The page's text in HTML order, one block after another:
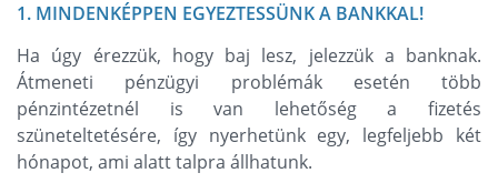
1. MINDENKÉPPEN EGYEZTESSÜNK A BANKKAL!
Ha úgy érezzük, hogy baj lesz, jelezzük a banknak.
Átmeneti pénzügyi problémák esetén több
pénzintézetnél is van lehetőség a fizetés
szüneteltetésére, így nyerhetünk egy, legfeljebb két
hónapot, ami alatt talpra állhatunk.